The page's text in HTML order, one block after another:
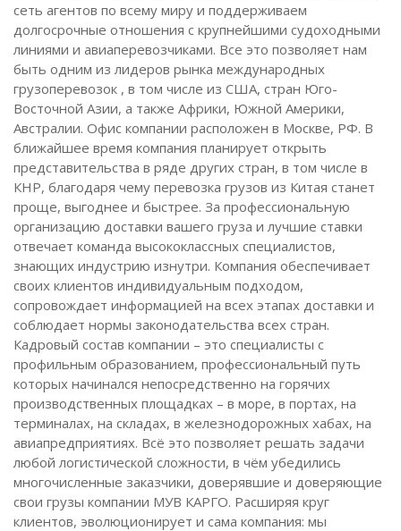
сеть агентов по всему миру и поддерживаем
долгосрочные отношения с крупнейшими судоходными
линиями и авиаперевозчиками. Все это позволяет нам
быть одним из лидеров рынка международных
грузоперевозок , в том числе из США, стран Юго-
Восточной Азии, а также Африки, Южной Америки,
Австралии. Офис компании расположен в Москве, РФ. В
ближайшее время компания планирует открыть
представительства в ряде других стран, в том числе в
КНР, благодаря чему перевозка грузов из Китая станет
проще, выгоднее и быстрее. За профессиональную
организацию доставки вашего груза и лучшие ставки
отвечает команда высококлассных специалистов,
знающих индустрию изнутри. Компания обеспечивает
своих клиентов индивидуальным подходом,
сопровождает информацией на всех этапах доставки и
соблюдает нормы законодательства всех стран.
Кадровый состав компании – это специалисты с
профильным образованием, профессиональный путь
которых начинался непосредственно на горячих
производственных площадках – в море, в портах, на
терминалах, на складах, в железнодорожных хабах, на
авиапредприятиях. Всё это позволяет решать задачи
любой логистической сложности, в чём убедились
многочисленные заказчики, доверявшие и доверяющие
свои грузы компании МУВ КАРГО. Расширяя круг
клиентов, эволюционирует и сама компания: мы